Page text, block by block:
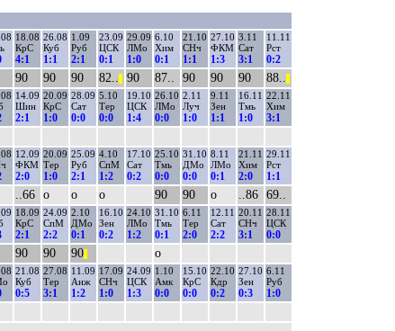
18.08
КрС
4:1
26.08
Куб
1:1
1.09
Руб
2:1
23.09
ЦСК
0:1
29.09
ЛМо
1:0
6.10
Хим
0:1
21.10
СНч
1:1
27.10
ФКМ
1:3
3.11
Сат
3:1
11.11
Рст
0:2
90 90 90 82.. 90 87.. 90 90 90 88..
14.09
Шин
2:1
20.09
КрС
1:0
28.09
Сат
0:0
5.10
Тер
0:0
19.10
ЦСК
1:4
26.10
ЛМо
0:0
2.11
Луч
1:0
9.11
Зен
1:1
16.11
Тмь
1:0
22.11
Хим
3:1
12.09
ФКМ
2:0
20.09
Тер
1:0
25.09
Руб
2:1
4.10
СпМ
1:2
17.10
Сат
0:2
25.10
Тмь
0:0
31.10
ДМо
0:0
8.11
ЛМо
0:1
21.11
Хим
2:0
29.11
Рст
1:1
..66 о о о 90 90 о ..86 69..
18.09
КрС
2:1
24.09
СпМ
2:2
2.10
ДМо
0:1
16.10
Зен
0:2
24.10
ЛМо
1:2
31.10
Тмь
0:1
6.11
Тер
2:0
12.11
Сат
2:2
20.11
СНч
3:1
28.11
ЦСК
0:0
90 90 90|| о
21.08
Куб
0:5
27.08
Тер
3:1
11.09
Анж
1:2
17.09
СНч
1:0
24.09
ЦСК
1:3
1.10
Амк
0:0
15.10
КрС
0:0
22.10
Кдр
0:2
27.10
Зен
0:3
6.11
Руб
1:0